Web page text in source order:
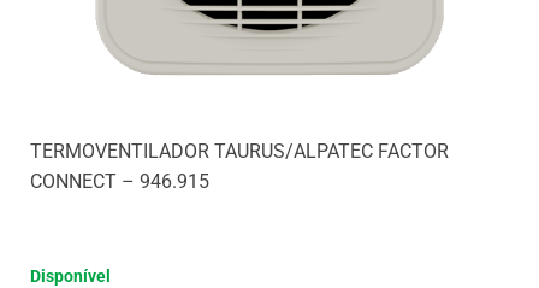
TERMOVENTILADOR TAURUS/ALPATEC FACTOR
CONNECT – 946.915
Disponível